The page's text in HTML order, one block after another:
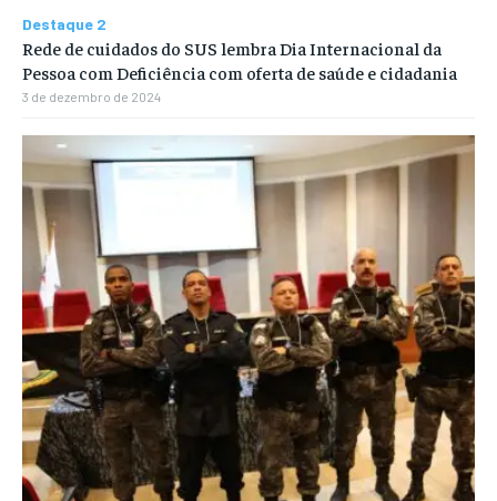
Destaque 2
Rede de cuidados do SUS lembra Dia Internacional da
Pessoa com Deficiência com oferta de saúde e cidadania
3 de dezembro de 2024